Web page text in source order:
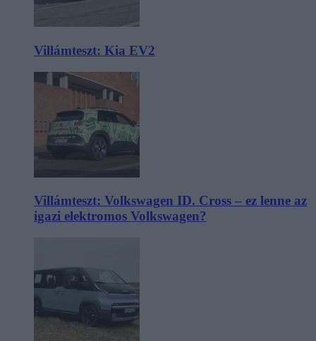
Villámteszt: Kia EV2
Villámteszt: Volkswagen ID. Cross – ez lenne az
igazi elektromos Volkswagen?